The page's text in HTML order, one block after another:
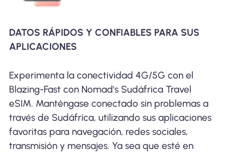
DATOS RÁPIDOS Y CONFIABLES PARA SUS
APLICACIONES
Experimenta la conectividad 4G/5G con el
Blazing-Fast con Nomad's Sudáfrica Travel
eSIM. Manténgase conectado sin problemas a
través de Sudáfrica, utilizando sus aplicaciones
favoritas para navegación, redes sociales,
transmisión y mensajes. Ya sea que esté en